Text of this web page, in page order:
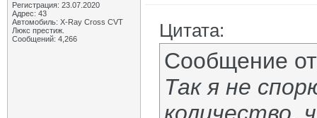
Регистрация: 23.07.2020
Адрес: 43
Автомобиль: X-Ray Cross CVT
Люкс престиж.
Сообщений: 4,266
Цитата:
Сообщение
Так я не